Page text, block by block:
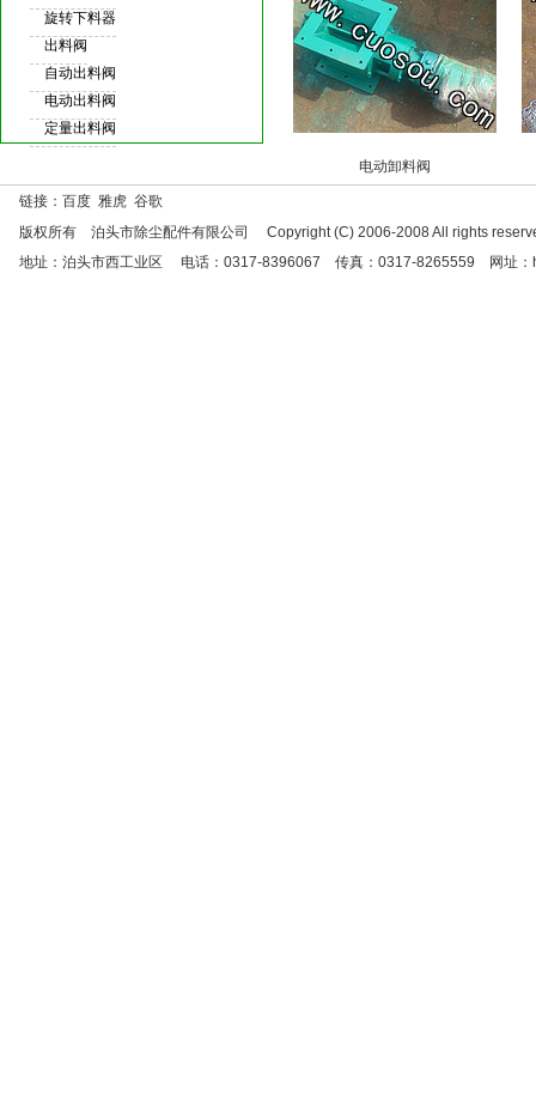
旋转下料器
出料阀
自动出料阀
电动出料阀
定量出料阀
电动卸料阀
链接：百度 雅虎 谷歌
版权所有 泊头市除尘配件有限公司 Copyright (C) 2006-2008 All rights
地址：泊头市西工业区 电话：0317-8396067 传真：0317-8265559 网址